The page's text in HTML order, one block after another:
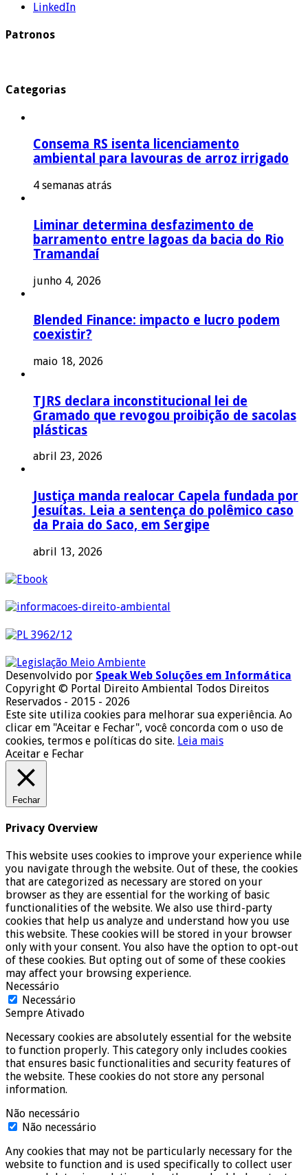
LinkedIn
Patronos
Categorias
Consema RS isenta licenciamento
ambiental para lavouras de arroz irrigado
4 semanas atrás
Liminar determina desfazimento de
barramento entre lagoas da bacia do Rio
Tramandaí
junho 4, 2026
Blended Finance: impacto e lucro podem
coexistir?
maio 18, 2026
TJRS declara inconstitucional lei de
Gramado que revogou proibição de sacolas
plásticas
abril 23, 2026
Justiça manda realocar Capela fundada por
Jesuítas. Leia a sentença do polêmico caso
da Praia do Saco, em Sergipe
abril 13, 2026
Desenvolvido por Speak Web Soluções em Informática
Copyright © Portal Direito Ambiental Todos Direitos
Reservados - 2015 - 2026
Este site utiliza cookies para melhorar sua experiência. Ao
clicar em "Aceitar e Fechar", você concorda com o uso de
cookies, termos e políticas do site. Leia mais
Aceitar e Fechar
Fechar
Privacy Overview
This website uses cookies to improve your experience while
you navigate through the website. Out of these, the cookies
that are categorized as necessary are stored on your
browser as they are essential for the working of basic
functionalities of the website. We also use third-party
cookies that help us analyze and understand how you use
this website. These cookies will be stored in your browser
only with your consent. You also have the option to opt-out
of these cookies. But opting out of some of these cookies
may affect your browsing experience.
Necessário
Necessário
Sempre Ativado
Necessary cookies are absolutely essential for the website
to function properly. This category only includes cookies
that ensures basic functionalities and security features of
the website. These cookies do not store any personal
information.
Não necessário
Não necessário
Any cookies that may not be particularly necessary for the
website to function and is used specifically to collect user